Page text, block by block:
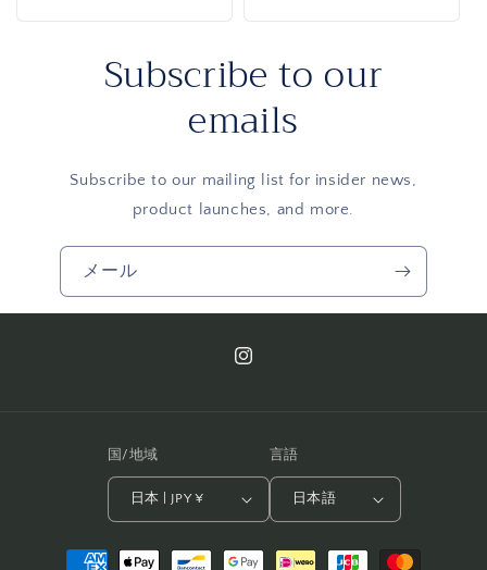
格
Subscribe to our
emails
Subscribe to our mailing list for insider news,
product launches, and more.
メール
Instagram
国/地域
日本 | JPY ¥
言語
日本語